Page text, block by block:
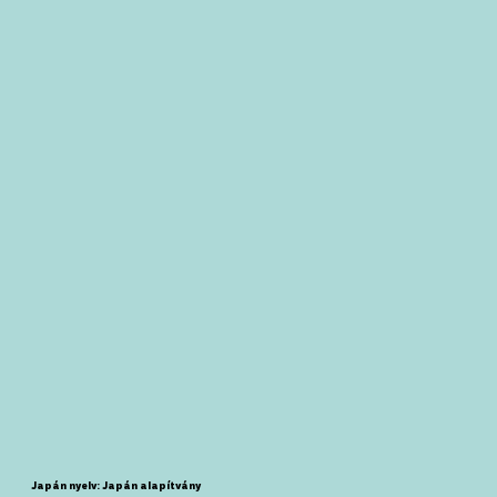
Japán nyelv: Japán alapítvány